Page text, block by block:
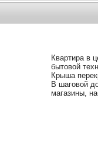
Квартира в
бытовой
Крыша
В шаговой
магазины,